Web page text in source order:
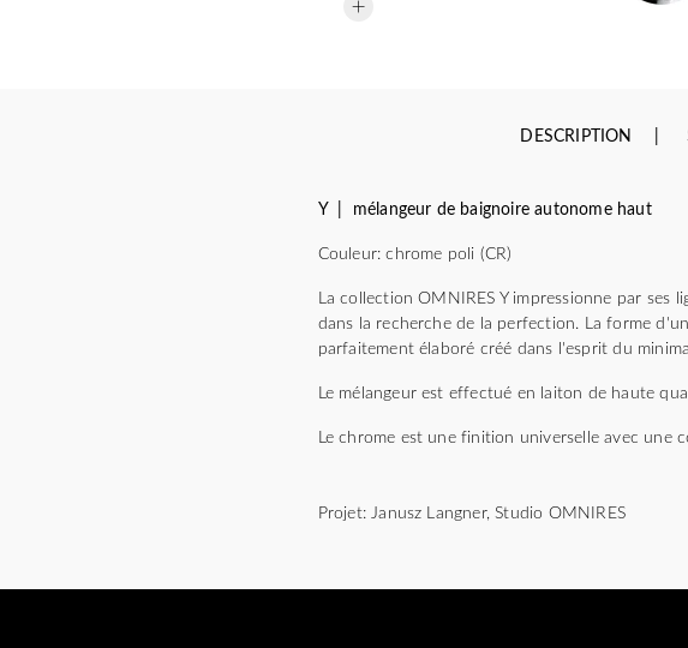
DESCRIPTION
Y | mélangeur de baignoire autonome haut
Couleur: chrome poli (CR)
La collection OMNIRES Y impressionne par ses
dans la recherche de la perfection. La forme
parfaitement élaboré créé dans l'esprit du
Le mélangeur est effectué en laiton de haute
Le chrome est une finition universelle avec une
Projet: Janusz Langner, Studio OMNIRES